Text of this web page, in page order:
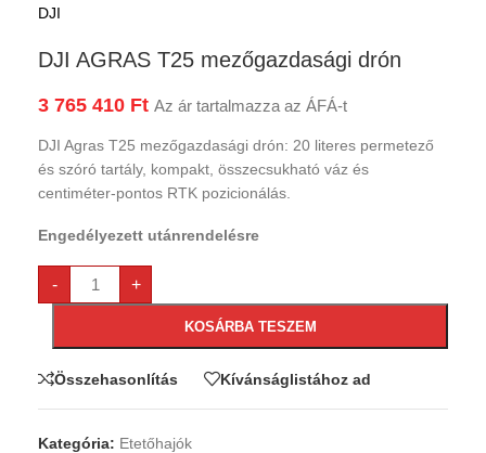
DJI
DJI AGRAS T25 mezőgazdasági drón
3 765 410 Ft Az ár tartalmazza az ÁFÁ-t
DJI Agras T25 mezőgazdasági drón: 20 literes permetező
és szóró tartály, kompakt, összecsukható váz és
centiméter-pontos RTK pozicionálás.
Engedélyezett utánrendelésre
- +
KOSÁRBA TESZEM
Összehasonlítás Kívánságlistához ad
Kategória: Etetőhajók